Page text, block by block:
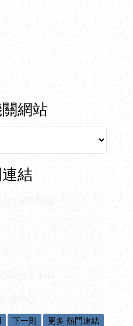
網站
結
約宣導專區
下一則 更多 熱門連結